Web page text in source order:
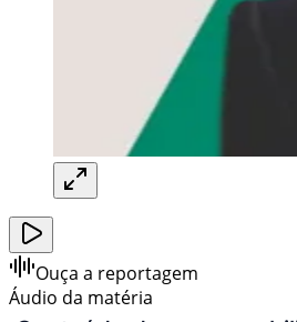
Ouça a reportagem
Áudio da matéria